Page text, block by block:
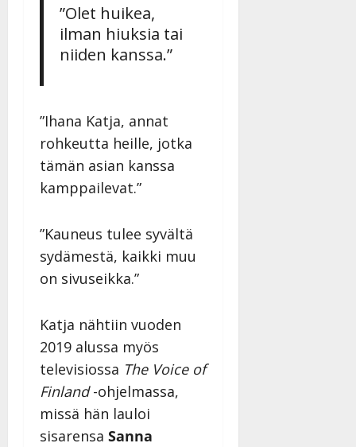
”Olet huikea,
ilman hiuksia tai
niiden kanssa.”
”Ihana Katja, annat
rohkeutta heille, jotka
tämän asian kanssa
kamppailevat.”
”Kauneus tulee syvältä
sydämestä, kaikki muu
on sivuseikka.”
Katja nähtiin vuoden
2019 alussa myös
televisiossa The Voice of
Finland-ohjelmassa,
missä hän lauloi
sisarensa Sanna